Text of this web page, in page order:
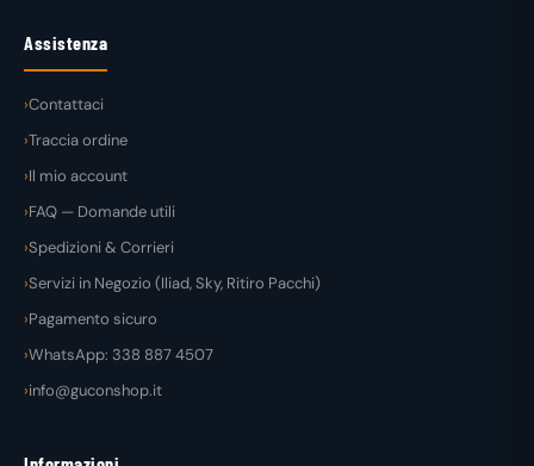
Assistenza
Contattaci
Traccia ordine
Il mio account
FAQ — Domande utili
Spedizioni & Corrieri
Servizi in Negozio (Iliad, Sky, Ritiro Pacchi)
Pagamento sicuro
WhatsApp: 338 887 4507
info@guconshop.it